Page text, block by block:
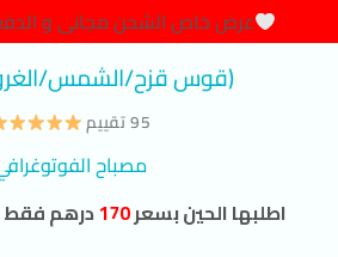
عرض خاص الشحن مجانى و الدفع
(قوس قزح/الشمس/
95 تقييم
مصباح
اطلبها الحين بسعر170درهم فقط